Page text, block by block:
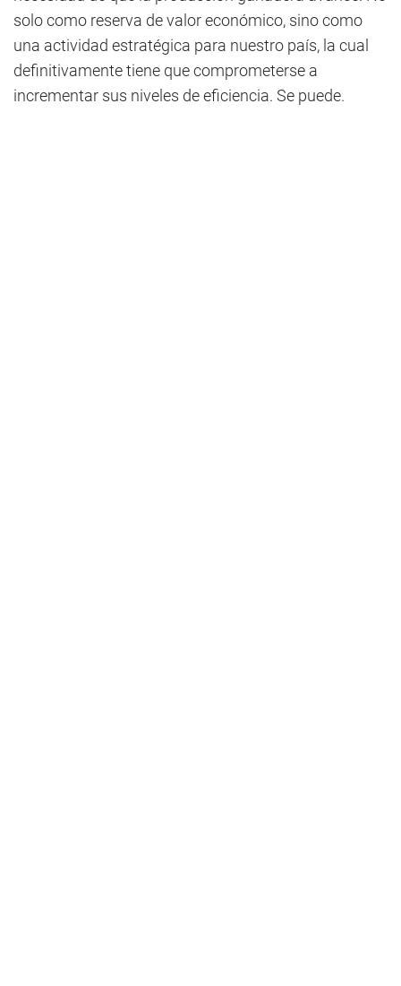
solo como reserva de valor económico, sino como
una actividad estratégica para nuestro país, la cual
definitivamente tiene que comprometerse a
incrementar sus niveles de eficiencia. Se puede.